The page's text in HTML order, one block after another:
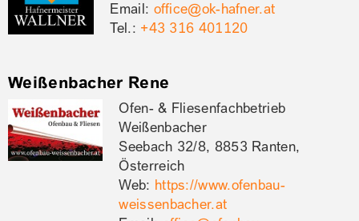
Email: office@ok-hafner.at
Tel.: +43 316 401120
Weißenbacher Rene
Ofen- & Fliesenfachbetrieb
Weißenbacher
Seebach 32/8, 8853 Ranten,
Österreich
Web: https://www.ofenbau-
weissenbacher.at